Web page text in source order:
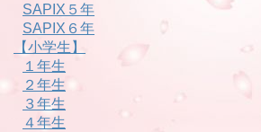
SAPIX５年
SAPIX６年
【小学生】
１年生
２年生
３年生
４年生